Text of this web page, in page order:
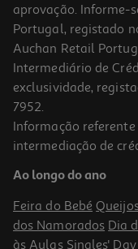
aprovação. Informe-
Portugal, registado
Auchan Retail
Intermediário de
exclusividade,
7952.
Informação
intermediação de
Ao longo do ano
Feira do Bebé
dos Namorados Dia
às Aulas Singles' Day